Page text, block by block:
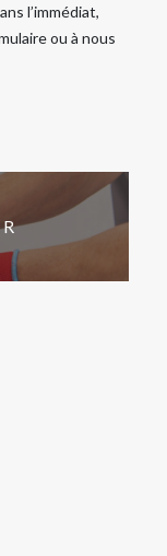
l’immédiat,
ou à nous